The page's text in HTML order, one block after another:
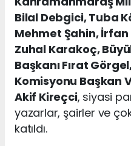
Bilal Debgici, Tuba
Mehmet Şahin,
Zuhal Karakoç,
Başkanı Fırat
Komisyonu Başkan
Akif Kireçci, siyasi
yazarlar, şairler ve
katıldı.